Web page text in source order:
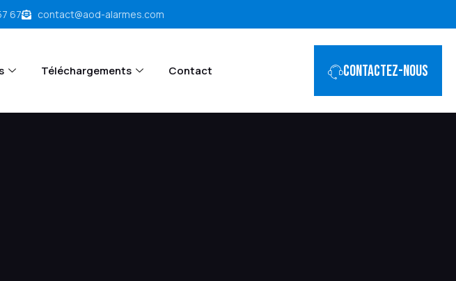
67 contact@aod-alarmes.com
Téléchargements Contact Contactez-nous